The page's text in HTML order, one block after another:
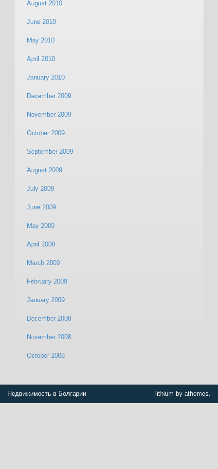
August 2010
June 2010
May 2010
April 2010
January 2010
December 2009
November 2009
October 2009
September 2009
August 2009
July 2009
June 2009
May 2009
April 2009
March 2009
February 2009
January 2009
December 2008
November 2008
October 2008
Недвижимость в Болгарии lithium by athemes.